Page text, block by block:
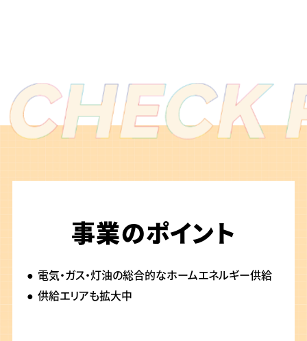
事業のポイント
電気・ガス・灯油の総合的なホームエネルギー供給
供給エリアも拡大中